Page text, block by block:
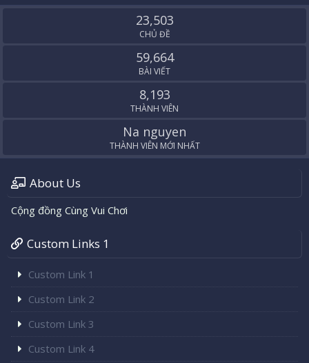
S
23,503
CHỦ ĐỀ
59,664
BÀI VIẾT
8,193
THÀNH VIÊN
Na nguyen
THÀNH VIÊN MỚI NHẤT
About Us
Cộng đồng Cùng Vui Chơi
Custom Links 1
Custom Link 1
Custom Link 2
Custom Link 3
Custom Link 4